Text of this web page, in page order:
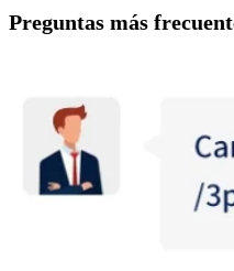
Preguntas más